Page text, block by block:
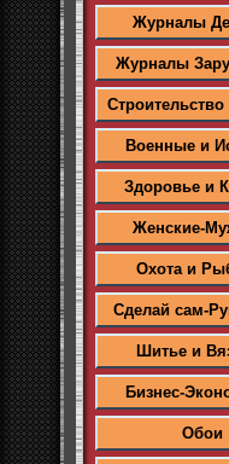
Журналы
Журналы
Военные и
Здоровье и
Женские-
Охота и
Сделай сам-
Шитье и
Бизнес-
Обои